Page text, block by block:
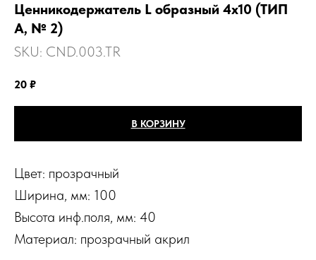
Ценникодержатель L образный 4х10 (ТИП
А, № 2)
SKU: CND.003.TR
20 ₽
В КОРЗИНУ
Цвет: прозрачный
Ширина, мм: 100
Высота инф.поля, мм: 40
Материал: прозрачный акрил